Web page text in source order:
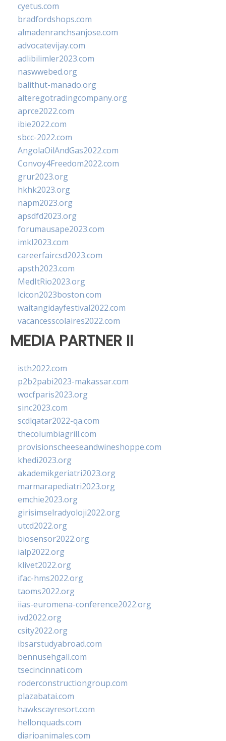
cyetus.com
bradfordshops.com
almadenranchsanjose.com
advocatevijay.com
adlibilimler2023.com
naswwebed.org
balithut-manado.org
alteregotradingcompany.org
aprce2022.com
ibie2022.com
sbcc-2022.com
AngolaOilAndGas2022.com
Convoy4Freedom2022.com
grur2023.org
hkhk2023.org
napm2023.org
apsdfd2023.org
forumausape2023.com
imkl2023.com
careerfaircsd2023.com
apsth2023.com
MedItRio2023.org
lcicon2023boston.com
waitangidayfestival2022.com
vacancesscolaires2022.com
MEDIA PARTNER II
isth2022.com
p2b2pabi2023-makassar.com
wocfparis2023.org
sinc2023.com
scdlqatar2022-qa.com
thecolumbiagrill.com
provisionscheeseandwineshoppe.com
khedi2023.org
akademikgeriatri2023.org
marmarapediatri2023.org
emchie2023.org
girisimselradyoloji2022.org
utcd2022.org
biosensor2022.org
ialp2022.org
klivet2022.org
ifac-hms2022.org
taoms2022.org
iias-euromena-conference2022.org
ivd2022.org
csity2022.org
ibsarstudyabroad.com
bennusehgall.com
tsecincinnati.com
roderconstructiongroup.com
plazabatai.com
hawkscayresort.com
hellonquads.com
diarioanimales.com